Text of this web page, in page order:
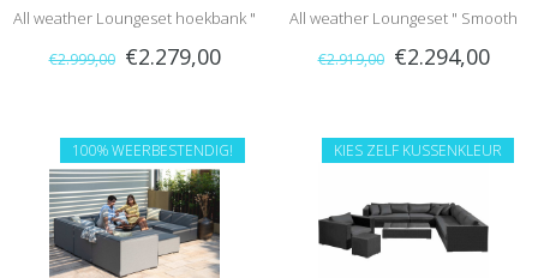
All weather Loungeset hoekbank "
Ethos Grijs "
€2.999,00 €2.279,00
All weather Loungeset " Smooth
Charcoal "
€2.919,00 €2.294,00
100% WEERBESTENDIG! KIES ZELF KUSSENKLEUR